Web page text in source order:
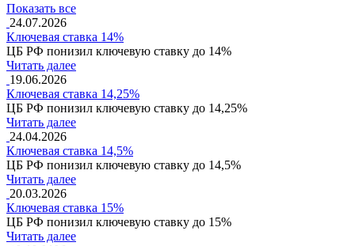
Показать все
24.07.2026
Ключевая ставка 14%
ЦБ РФ понизил ключевую ставку до 14%
Читать далее
19.06.2026
Ключевая ставка 14,25%
ЦБ РФ понизил ключевую ставку до 14,25%
Читать далее
24.04.2026
Ключевая ставка 14,5%
ЦБ РФ понизил ключевую ставку до 14,5%
Читать далее
20.03.2026
Ключевая ставка 15%
ЦБ РФ понизил ключевую ставку до 15%
Читать далее